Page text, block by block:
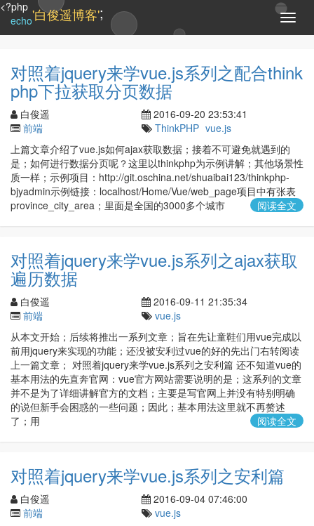
T
o
l
i
g
t
i
o
<?php
echo'白俊遥博客';
对照着jquery来学vue.js系列之配合think
php下拉获取分页数据
白俊遥
2016-09-20 23:53:41
前端
ThinkPHP vue.js
上篇文章介绍了vue.js如何ajax获取数据；接着不可避免就遇到的
是；如何进行数据分页呢？这里以thinkphp为示例讲解；其他场景性
质一样；示例项目：http://git.oschina.net/shuaibai123/thinkphp-
bjyadmin示例链接：localhost/Home/Vue/web_page项目中有张表
province_city_area；里面是全国的3000多个城市
阅读全文
对照着jquery来学vue.js系列之ajax获取
遍历数据
白俊遥
2016-09-11 21:35:34
前端
vue.js
从本文开始；后续将推出一系列文章；旨在先让童鞋们用vue完成以
前用jquery来实现的功能；还没被安利过vue的好的先出门右转阅读
上一篇文章； 对照着jquery来学vue.js系列之安利篇 还不知道vue的
基本用法的先直奔官网：vue官方网站需要说明的是；这系列的文章
并不是为了详细讲解官方的文档；主要是写官网上并没有特别明确
的说但新手会困惑的一些问题；因此；基本用法这里就不再赘述
了；用
阅读全文
对照着jquery来学vue.js系列之安利篇
白俊遥
2016-09-04 07:46:00
前端
vue.js